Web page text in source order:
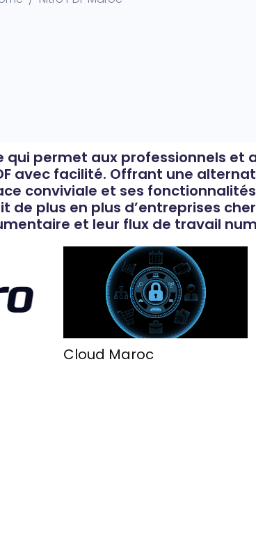
qui permet aux professionnels et
avec facilité. Offrant une
conviviale et ses
de plus en plus d’entreprises
et leur flux de travail
Cloud Maroc